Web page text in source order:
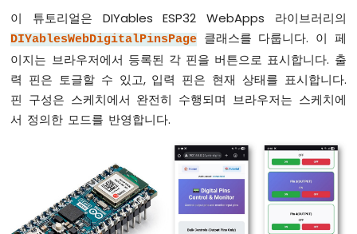
어
설
치
아
두
이
노
웨
이 튜토리얼은 DIYables ESP32 WebApps 라이브러리의
DIYablesWebDigitalPinsPage 클래스를 다룹니다. 이 페
이지는 브라우저에서 등록된 각 핀을 버튼으로 표시합니다. 출
력 핀은 토글할 수 있고, 입력 핀은 현재 상태를 표시합니다.
핀 구성은 스케치에서 완전히 수행되며 브라우저는 스케치에
서 정의한 모드를 반영합니다.